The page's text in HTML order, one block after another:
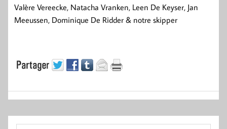
Valère Vereecke, Natacha Vranken, Leen De Keyser, Jan
Meeussen, Dominique De Ridder & notre skipper